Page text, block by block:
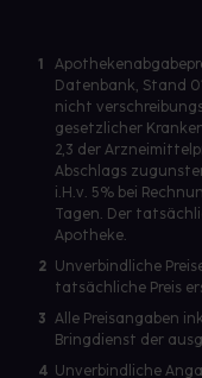
1
Datenbank, Stand
nicht
gesetzlicher
2,3 der
Abschlags
i.H.v. 5% bei
Tagen. Der
Apotheke.
2 Unverbindliche
tatsächliche Preis
3 Alle Preisangaben
Bringdienst der
4 Unverbindliche